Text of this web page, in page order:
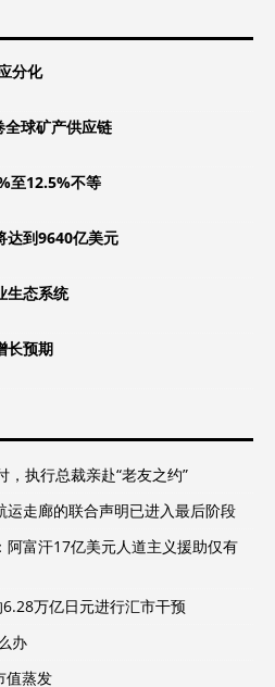
分化
全球矿产供应链
至12.5%不等
达到9640亿美元
生态系统
长预期
，执行总裁亲赴“老友之约”
走廊的联合声明已进入最后阶段
富汗17亿美元人道主义援助仅有
万亿日元进行汇市干预
办
值蒸发